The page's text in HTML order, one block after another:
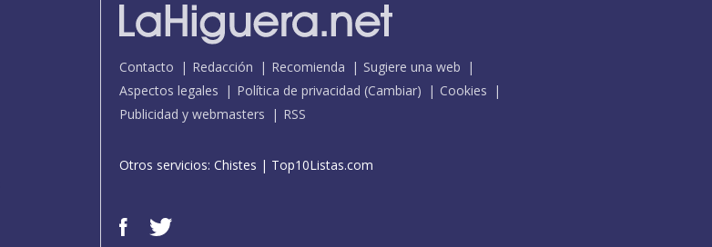
Contacto Redacción Recomienda
Sugiere una web
Aspectos legales
Política de privacidad (Cambiar)
Cookies
Publicidad y webmasters
RSS
Otros servicios: Chistes | Top10Listas.com